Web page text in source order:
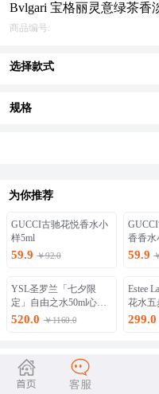
Bvlgari 宝格丽灵意绿茶香
商品编号:
选择款式
规格
为你推荐
GUCCI古驰花悦香水小
样5ml
59.9 ￥92.0
香香水
59.9
YSL圣罗兰「七夕限
定」自由之水50ml心动
礼盒
520.0 ￥1160.0
Estee
花水五
299.0
图文详情